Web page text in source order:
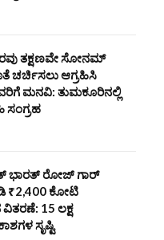
ತಕ್ಷಣವೇ ಸೋನಮ್
ಚರ್ಚಿಸಲು ಆಗ್ರಹಿಸಿ
ಮನವಿ: ತುಮಕೂರಿನಲ್ಲಿ
ಸಂಗ್ರಹ
ಭಾರತ್ ರೋಜ್‌ ಗಾರ್
ಕೋಟಿ
ವಿತರಣೆ: 15 ಲಕ್ಷ
ಸೃಷ್ಟಿ